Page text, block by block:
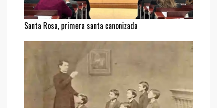
Santa Rosa, primera santa canonizada